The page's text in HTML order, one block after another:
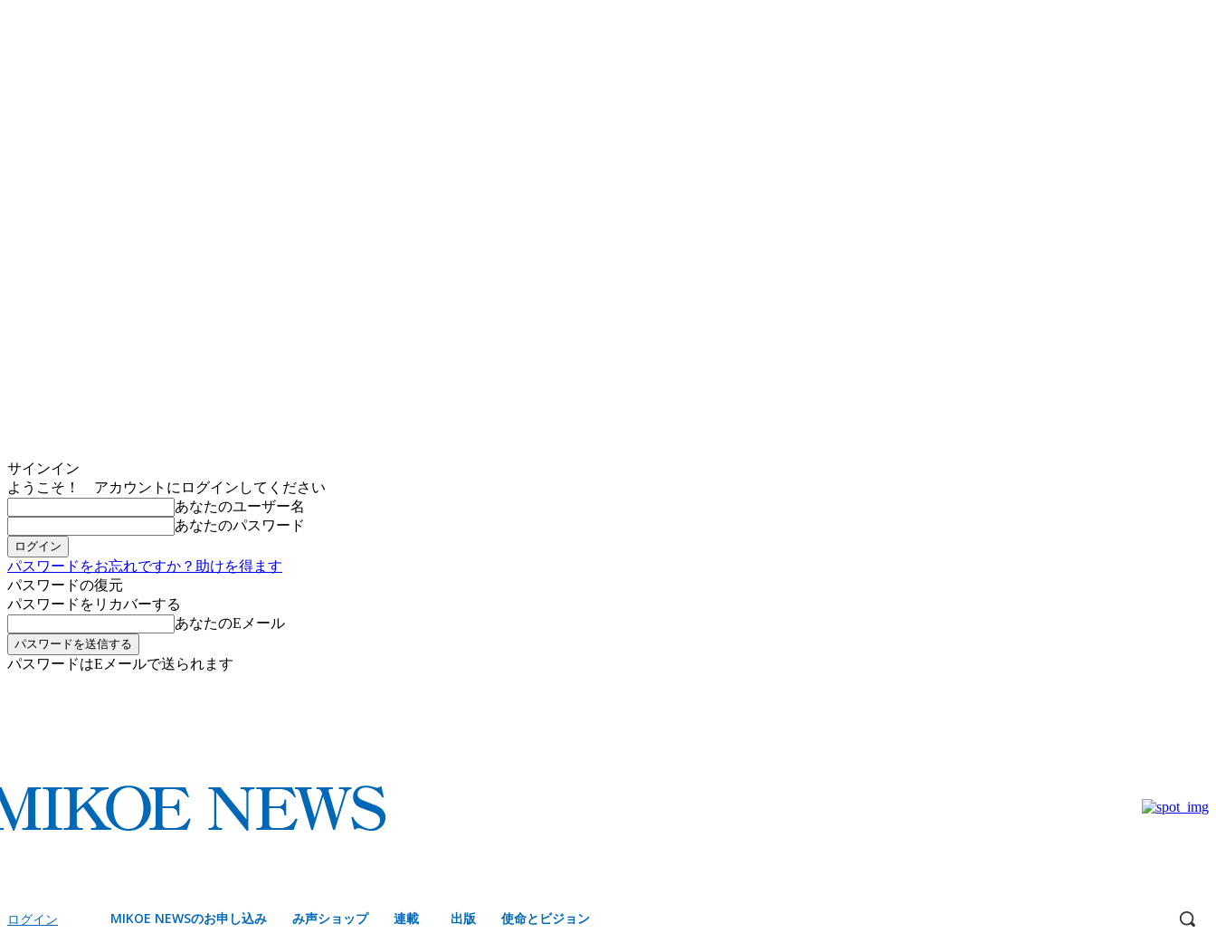
サインイン
ようこそ！ アカウントにログインしてください
あなたのユーザー名
あなたのパスワード
パスワードをお忘れですか？助けを得ます
パスワードの復元
パスワードをリカバーする
あなたのEメール
パスワードはEメールで送られます
ログイン MIKOE NEWSのお申し込み み声ショップ 連載 出版 使命とビジョン